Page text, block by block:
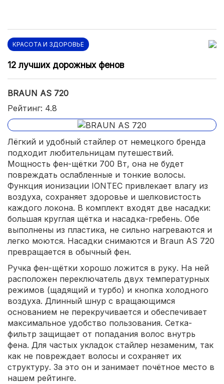
КРАСОТА И ЗДОРОВЬЕ
12 лучших дорожных фенов
BRAUN AS 720
Рейтинг: 4.8
Лёгкий и удобный стайлер от немецкого бренда
подходит любительницам путешествий.
Мощность фен-щётки 700 Вт, она не будет
повреждать ослабленные и тонкие волосы.
Функция ионизации IONTEC привлекает влагу из
воздуха, сохраняет здоровье и шелковистость
каждого локона. В комплект входят две насадки:
большая круглая щётка и насадка-гребень. Обе
выполнены из пластика, не сильно нагреваются и
легко моются. Насадки снимаются и Braun AS 720
превращается в обычный фен.
Ручка фен-щётки хорошо ложится в руку. На ней
расположен переключатель двух температурных
режимов (щадящий и турбо) и кнопка холодного
воздуха. Длинный шнур с вращающимся
основанием не перекручивается и обеспечивает
максимальное удобство пользования. Сетка-
фильтр защищает от попадания волос внутрь
фена. Для частых укладок стайлер незаменим, так
как не повреждает волосы и сохраняет их
структуру. За это он и занимает почётное место в
нашем рейтинге.